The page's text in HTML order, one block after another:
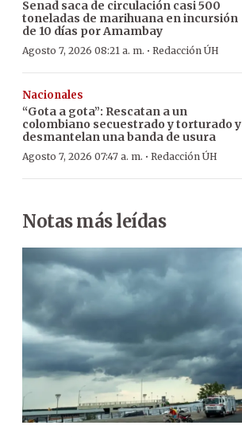
Senad saca de circulación casi 500
toneladas de marihuana en incursión
de 10 días por Amambay
Agosto 7, 2026 08:21 a. m. · Redacción ÚH
Nacionales
“Gota a gota”: Rescatan a un
colombiano secuestrado y torturado y
desmantelan una banda de usura
Agosto 7, 2026 07:47 a. m. · Redacción ÚH
Notas más leídas